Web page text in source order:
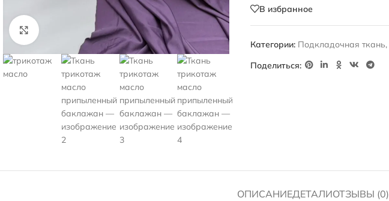
Нажмите, чтобы увеличить
В избранное
Категории: Подкладочная ткань,
Поделиться:
ОПИСАНИЕДЕТАЛИОТЗЫВЫ (0)